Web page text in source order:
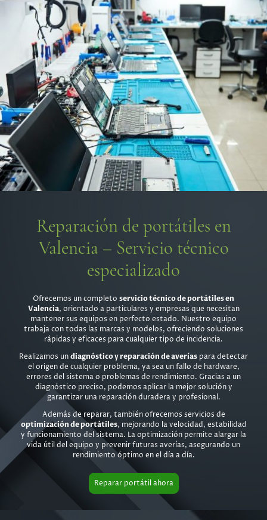
Reparación de portátiles en
Valencia – Servicio técnico
especializado
Ofrecemos un completo servicio técnico de portátiles en
Valencia, orientado a particulares y empresas que necesitan
mantener sus equipos en perfecto estado. Nuestro equipo
trabaja con todas las marcas y modelos, ofreciendo soluciones
rápidas y eficaces para cualquier tipo de incidencia.
Realizamos undiagnóstico y reparación de averías para detectar
el origen de cualquier problema, ya sea un fallo de hardware,
errores del sistema o problemas de rendimiento. Gracias a un
diagnóstico preciso, podemos aplicar la mejor solución y
garantizar una reparación duradera y profesional.
Además de reparar, también ofrecemos servicios de
optimización de portátiles, mejorando la velocidad, estabilidad
y funcionamiento del sistema. La optimización permite alargar la
vida útil del equipo y prevenir futuras averías, asegurando un
rendimiento óptimo en el día a día.
Reparar portátil ahora